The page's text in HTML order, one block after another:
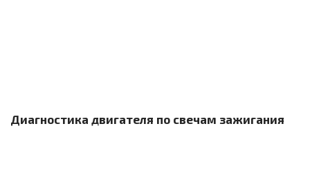
Диагностика двигателя по свечам зажигания